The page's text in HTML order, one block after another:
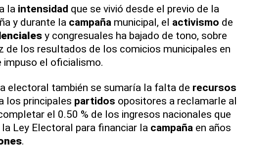
la intensidad que se vivió desde el previo de la
y durante la campañamunicipal, el activismo de
y congresuales ha bajado de tono, sobre
de los resultados de los comicios municipales en
impuso el oficialismo.
electoral también se sumaría la falta de recursos
los principales partidos opositores a reclamarle al
el 0.50 % de los ingresos nacionales que
Ley Electoral para financiar la campañaen años
.